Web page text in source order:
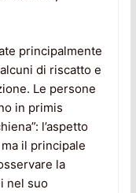
principalmente
di riscatto e
Le persone
in primis
l’aspetto
il principale
la
nel suo